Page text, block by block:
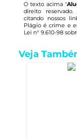
O texto acima "
direito
citando nossos
Plágio é crime e
Lei n° 9.610-98
Veja